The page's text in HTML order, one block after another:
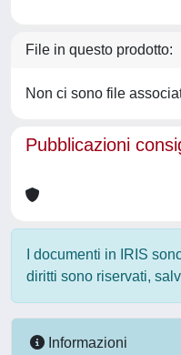
File in questo prodotto:
Non ci sono file
Pubblicazioni
I documenti in IRIS
diritti sono riservati,
Informazioni